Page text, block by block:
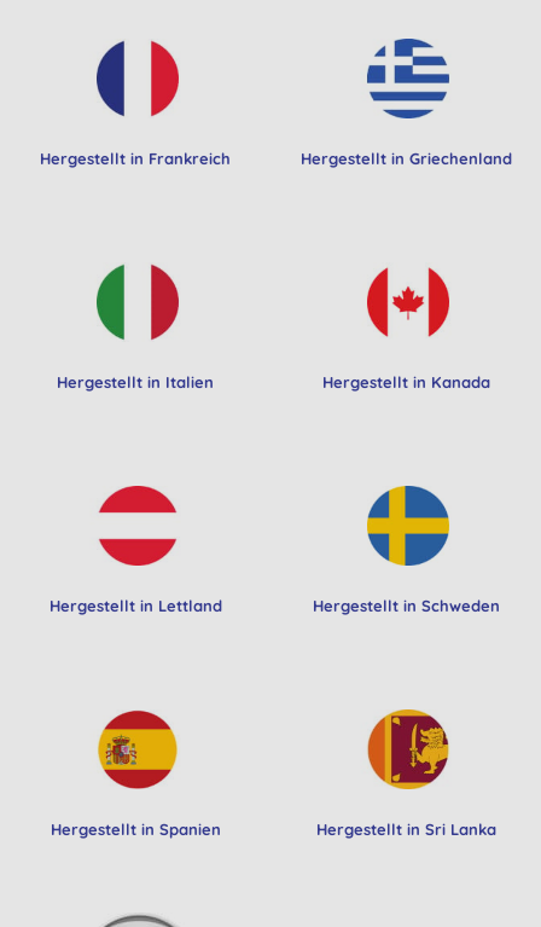
Hergestellt in Frankreich Hergestellt in Griechenland
Hergestellt in Italien Hergestellt in Kanada
Hergestellt in Lettland Hergestellt in Schweden
Hergestellt in Spanien Hergestellt in Sri Lanka